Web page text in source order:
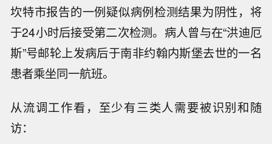
坎特市报告的一例疑似病例检测结果为阴性，将
于24小时后接受第二次检测。病人曾与在“洪迪厄
斯”号邮轮上发病后于南非约翰内斯堡去世的一名
患者乘坐同一航班。
从流调工作看，至少有三类人需要被识别和随
访：